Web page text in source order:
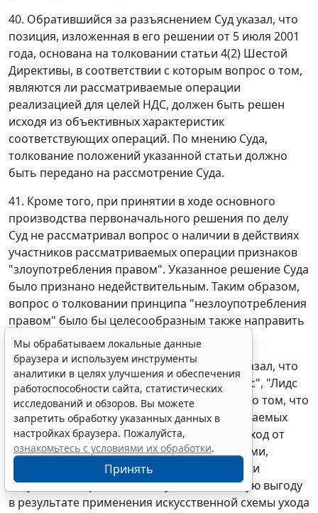
40. Обратившийся за разъяснением Суд указал, что
позиция, изложенная в его решении от 5 июля 2001
года, основана на толковании статьи 4(2) Шестой
Директивы, в соответствии с которым вопрос о том,
являются ли рассматриваемые операции
реализацией для целей НДС, должен быть решен
исходя из объективных характеристик
соответствующих операций. По мнению Суда,
толкование положений указанной статьи должно
быть передано на рассмотрение Суда.
41. Кроме того, при принятии в ходе основного
производства первоначального решения по делу
Суд не рассматривал вопрос о наличии в действиях
участников рассматриваемых операции признаков
"злоупотребления правом". Указанное решение Суда
было признано недействительным. Таким образом,
вопрос о толковании принципа "незлоупотребления
правом" было бы целесообразным также направить
на рассмотрение Суда.
42. Обратившийся за разъяснением Суд указал, что
показания директоров компаний "Халифакс", "Лидс
Девелопмент" и "Каунти" свидетельствуют о том, что
единственной целью участия в рассматриваемых
операциях двух последних компаний был уход от
обязанности уплатить НДС. Другими словами,
компании "Халифакс", "Лидс Девелопмент" и
"Каунти" намеревались получить налоговую выгоду
в результате применения искусственной схемы ухода
Мы обрабатываем локальные данные
браузера и используем инструменты
аналитики в целях улучшения и обеспечения
работоспособности сайта, статистических
исследований и обзоров. Вы можете
запретить обработку указанных данных в
настройках браузера. Пожалуйста,
ознакомьтесь с условиями их обработки.
Принять